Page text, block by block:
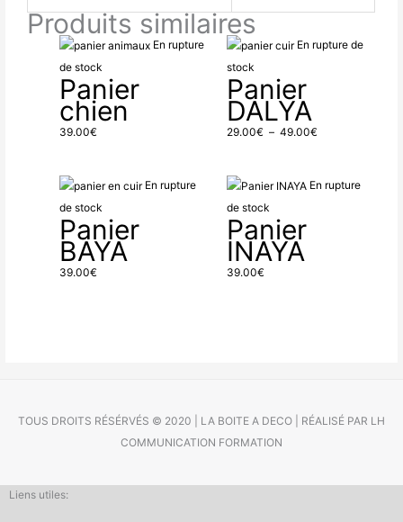
Produits similaires
En rupture
de stock
Panier
chien
39.00€
En rupture de
stock
Panier
DALYA
29.00€ – 49.00€
Plage
En rupture
de stock
Panier
BAYA
39.00€
En rupture
de stock
Panier
INAYA
39.00€
TOUS DROITS RÉSÉRVÉS © 2020 | LA BOITE A DECO | RÉALISÉ PAR LH
COMMUNICATION FORMATION
Liens utiles: